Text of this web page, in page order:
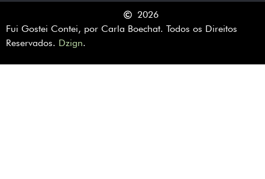
2026
Fui Gostei Contei, por Carla Boechat. Todos os Direitos
Reservados. Dzign.